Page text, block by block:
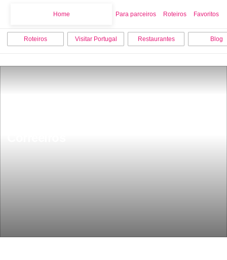
Home Para parceiros Roteiros Favoritos
Roteiros Visitar Portugal Restaurantes Blog